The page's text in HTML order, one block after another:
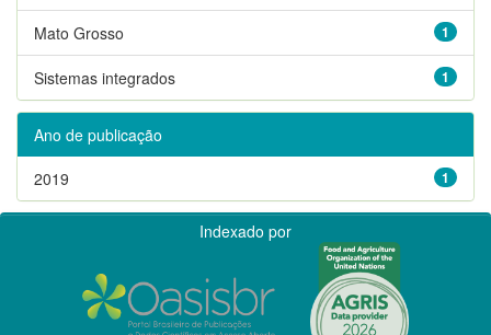
1
Mato Grosso
1
Sistemas integrados
Ano de publicação
1
2019
Indexado por